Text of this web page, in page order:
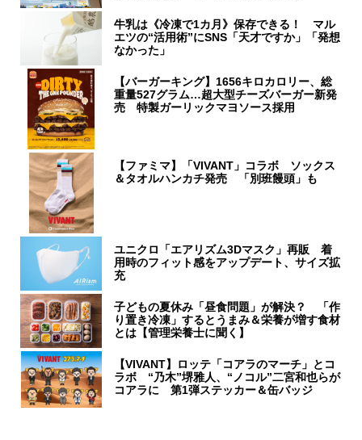
牛乳は《冷凍で1カ月》保存できる！ マル
エツの“活用術”にSNS「天才ですか」「発想
なかった」
【バーガーキング】1656キロカロリー、総
重量527グラム…超大型チーズバーガー新発
売 特製ガーリックマヨソース採用
【ファミマ】「VIVANT」コラボ ソックス
＆タオルハンカチ発売 「別班饅頭」も
ユニクロ「エアリズム3Dマスク」再販 着
用時のフィット感をアップデート、サイズ拡
充
子どもの夏休み「昼食問題」が解決？ 「作
り置き冷凍」するとうまみ＆栄養が増す食材
とは【管理栄養士に聞く】
【VIVANT】ロッテ「コアラのマーチ」とコ
ラボ “乃木”堺雅人、“ノコル”二宮和也らが
コアラに 第1弾ステッカー＆缶バッジ